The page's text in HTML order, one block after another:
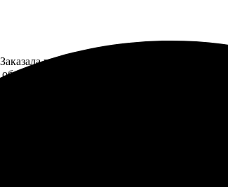
печать фото 30х30. Очень удобный
обратная связь на высшем уровне. Рекомендую!